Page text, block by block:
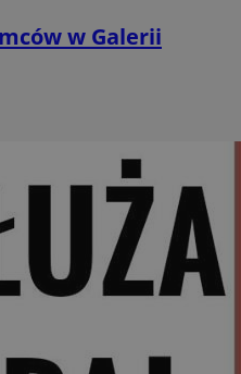
w Galerii